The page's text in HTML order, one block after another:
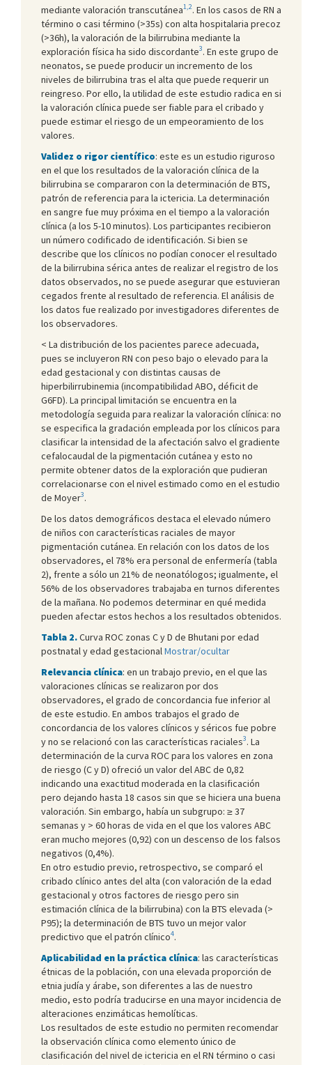
mediante valoración transcutánea1,2. En los casos de RN a
término o casi término (>35s) con alta hospitalaria precoz
(>36h), la valoración de la bilirrubina mediante la
exploración física ha sido discordante3. En este grupo de
neonatos, se puede producir un incremento de los
niveles de bilirrubina tras el alta que puede requerir un
reingreso. Por ello, la utilidad de este estudio radica en si
la valoración clínica puede ser fiable para el cribado y
puede estimar el riesgo de un empeoramiento de los
valores.
Validez o rigor científico: este es un estudio riguroso
en el que los resultados de la valoración clínica de la
bilirrubina se compararon con la determinación de BTS,
patrón de referencia para la ictericia. La determinación
en sangre fue muy próxima en el tiempo a la valoración
clínica (a los 5-10 minutos). Los participantes recibieron
un número codificado de identificación. Si bien se
describe que los clínicos no podían conocer el resultado
de la bilirrubina sérica antes de realizar el registro de los
datos observados, no se puede asegurar que estuvieran
cegados frente al resultado de referencia. El análisis de
los datos fue realizado por investigadores diferentes de
los observadores.
< La distribución de los pacientes parece adecuada,
pues se incluyeron RN con peso bajo o elevado para la
edad gestacional y con distintas causas de
hiperbilirrubinemia (incompatibilidad ABO, déficit de
G6FD). La principal limitación se encuentra en la
metodología seguida para realizar la valoración clínica: no
se especifica la gradación empleada por los clínicos para
clasificar la intensidad de la afectación salvo el gradiente
cefalocaudal de la pigmentación cutánea y esto no
permite obtener datos de la exploración que pudieran
correlacionarse con el nivel estimado como en el estudio
de Moyer3.
De los datos demográficos destaca el elevado número
de niños con características raciales de mayor
pigmentación cutánea. En relación con los datos de los
observadores, el 78% era personal de enfermería (tabla
2), frente a sólo un 21% de neonatólogos; igualmente, el
56% de los observadores trabajaba en turnos diferentes
de la mañana. No podemos determinar en qué medida
pueden afectar estos hechos a los resultados obtenidos.
Tabla 2.Curva ROC zonas C y D de Bhutani por edad
postnatal y edad gestacional Mostrar/ocultar
Relevancia clínica: en un trabajo previo, en el que las
valoraciones clínicas se realizaron por dos
observadores, el grado de concordancia fue inferior al
de este estudio. En ambos trabajos el grado de
concordancia de los valores clínicos y séricos fue pobre
y no se relacionó con las características raciales3. La
determinación de la curva ROC para los valores en zona
de riesgo (C y D) ofreció un valor del ABC de 0,82
indicando una exactitud moderada en la clasificación
pero dejando hasta 18 casos sin que se hiciera una buena
valoración. Sin embargo, había un subgrupo: ≥ 37
semanas y > 60 horas de vida en el que los valores ABC
eran mucho mejores (0,92) con un descenso de los falsos
negativos (0,4%).
En otro estudio previo, retrospectivo, se comparó el
cribado clínico antes del alta (con valoración de la edad
gestacional y otros factores de riesgo pero sin
estimación clínica de la bilirrubina) con la BTS elevada (>
P95); la determinación de BTS tuvo un mejor valor
predictivo que el patrón clínico4.
Aplicabilidad en la práctica clínica: las características
étnicas de la población, con una elevada proporción de
etnia judía y árabe, son diferentes a las de nuestro
medio, esto podría traducirse en una mayor incidencia de
alteraciones enzimáticas hemolíticas.
Los resultados de este estudio no permiten recomendar
la observación clínica como elemento único de
clasificación del nivel de ictericia en el RN término o casi